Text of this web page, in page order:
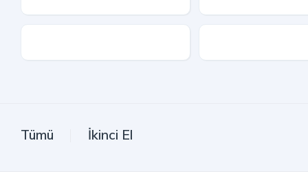
Tümü İkinci El